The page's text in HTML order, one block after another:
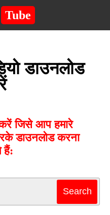
Tube
डाउनलोड
जिसे आप हमारे
डाउनलोड करना
हैं: